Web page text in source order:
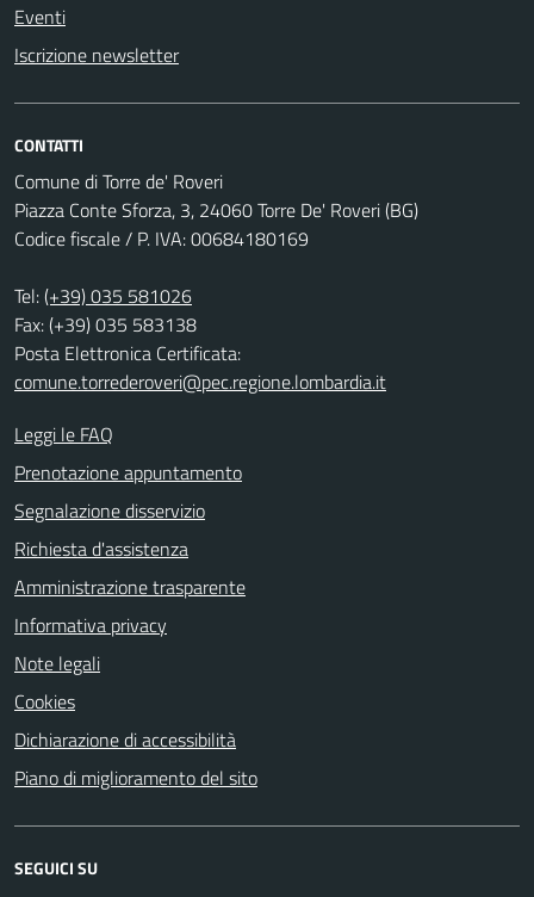
Eventi
Iscrizione newsletter
CONTATTI
Comune di Torre de' Roveri
Piazza Conte Sforza, 3, 24060 Torre De' Roveri (BG)
Codice fiscale / P. IVA: 00684180169
Tel:(+39) 035 581026
Fax: (+39) 035 583138
Posta Elettronica Certificata:
comune.torrederoveri@pec.regione.lombardia.it
Leggi le FAQ
Prenotazione appuntamento
Segnalazione disservizio
Richiesta d'assistenza
Amministrazione trasparente
Informativa privacy
Note legali
Cookies
Dichiarazione di accessibilità
Piano di miglioramento del sito
SEGUICI SU